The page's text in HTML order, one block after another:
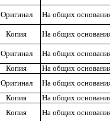
Оригинал На общих
Копия На общих
Оригинал
На общих
Копия
На общих
Оригинал
На общих
Копия
На общих
Копия На общих